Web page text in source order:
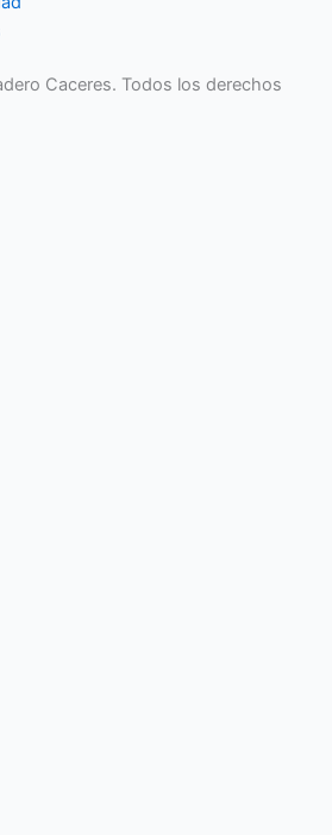
Caceres. Todos los derechos